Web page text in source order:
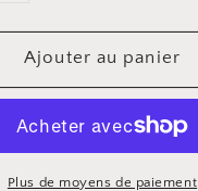
quantité
pour
Ciseaux
herbes
Ajouter au panier
Plus de moyens de paiement